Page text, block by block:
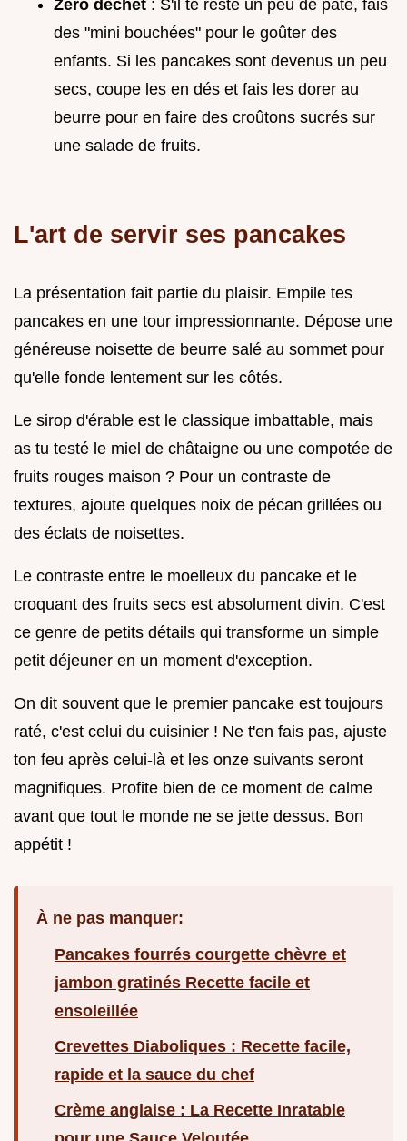
Zéro déchet : S'il te reste un peu de pâte, fais
des "mini bouchées" pour le goûter des
enfants. Si les pancakes sont devenus un peu
secs, coupe les en dés et fais les dorer au
beurre pour en faire des croûtons sucrés sur
une salade de fruits.
L'art de servir ses pancakes
La présentation fait partie du plaisir. Empile tes
pancakes en une tour impressionnante. Dépose une
généreuse noisette de beurre salé au sommet pour
qu'elle fonde lentement sur les côtés.
Le sirop d'érable est le classique imbattable, mais
as tu testé le miel de châtaigne ou une compotée de
fruits rouges maison ? Pour un contraste de
textures, ajoute quelques noix de pécan grillées ou
des éclats de noisettes.
Le contraste entre le moelleux du pancake et le
croquant des fruits secs est absolument divin. C'est
ce genre de petits détails qui transforme un simple
petit déjeuner en un moment d'exception.
On dit souvent que le premier pancake est toujours
raté, c'est celui du cuisinier ! Ne t'en fais pas, ajuste
ton feu après celui-là et les onze suivants seront
magnifiques. Profite bien de ce moment de calme
avant que tout le monde ne se jette dessus. Bon
appétit !
À ne pas manquer:
Pancakes fourrés courgette chèvre et
jambon gratinés Recette facile et
ensoleillée
Crevettes Diaboliques : Recette facile,
rapide et la sauce du chef
Crème anglaise : La Recette Inratable